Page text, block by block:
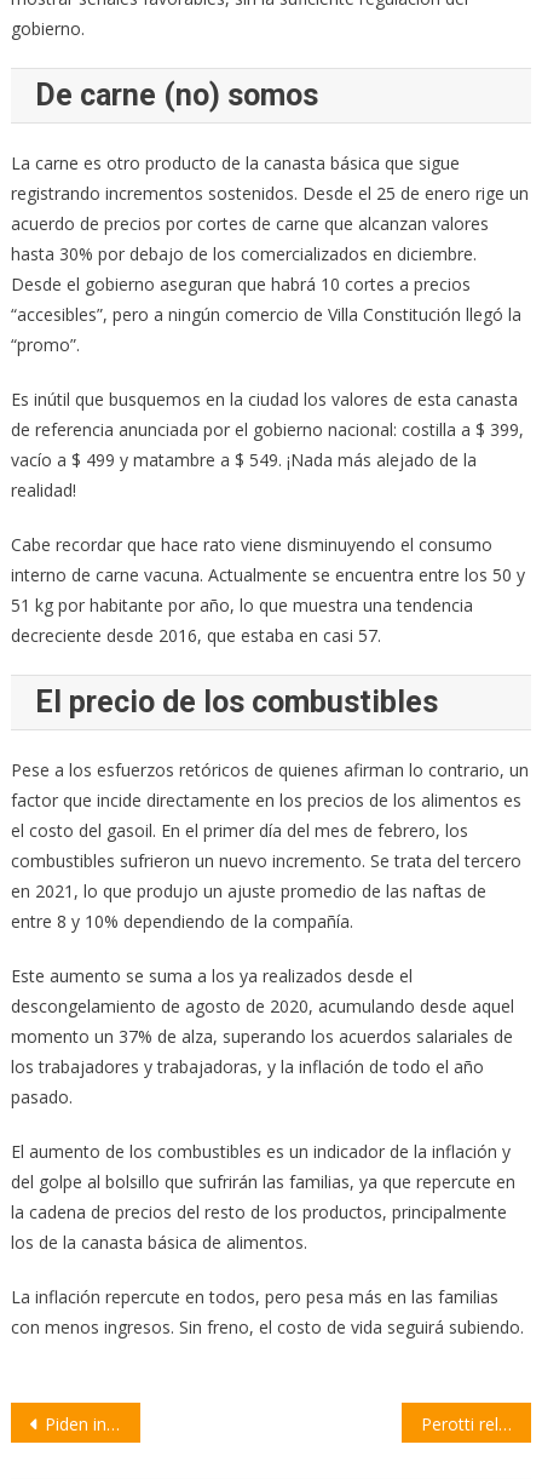
gobierno.
De carne (no) somos
La carne es otro producto de la canasta básica que sigue
registrando incrementos sostenidos. Desde el 25 de enero rige un
acuerdo de precios por cortes de carne que alcanzan valores
hasta 30% por debajo de los comercializados en diciembre.
Desde el gobierno aseguran que habrá 10 cortes a precios
“accesibles”, pero a ningún comercio de Villa Constitución llegó la
“promo”.
Es inútil que busquemos en la ciudad los valores de esta canasta
de referencia anunciada por el gobierno nacional: costilla a $ 399,
vacío a $ 499 y matambre a $ 549. ¡Nada más alejado de la
realidad!
Cabe recordar que hace rato viene disminuyendo el consumo
interno de carne vacuna. Actualmente se encuentra entre los 50 y
51 kg por habitante por año, lo que muestra una tendencia
decreciente desde 2016, que estaba en casi 57.
El precio de los combustibles
Pese a los esfuerzos retóricos de quienes afirman lo contrario, un
factor que incide directamente en los precios de los alimentos es
el costo del gasoil. En el primer día del mes de febrero, los
combustibles sufrieron un nuevo incremento. Se trata del tercero
en 2021, lo que produjo un ajuste promedio de las naftas de
entre 8 y 10% dependiendo de la compañía.
Este aumento se suma a los ya realizados desde el
descongelamiento de agosto de 2020, acumulando desde aquel
momento un 37% de alza, superando los acuerdos salariales de
los trabajadores y trabajadoras, y la inflación de todo el año
pasado.
El aumento de los combustibles es un indicador de la inflación y
del golpe al bolsillo que sufrirán las familias, ya que repercute en
la cadena de precios del resto de los productos, principalmente
los de la canasta básica de alimentos.
La inflación repercute en todos, pero pesa más en las familias
con menos ingresos. Sin freno, el costo de vida seguirá subiendo.
Navegación
Piden informes sobre la planificación para iniciar las clases presenciales y virtuales Perotti relanzó el Banco Solidario para financiar microcréditos